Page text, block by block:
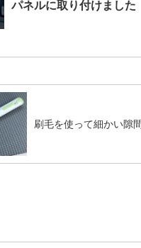
パネルに取り付けました
刷毛を使って細かい隙